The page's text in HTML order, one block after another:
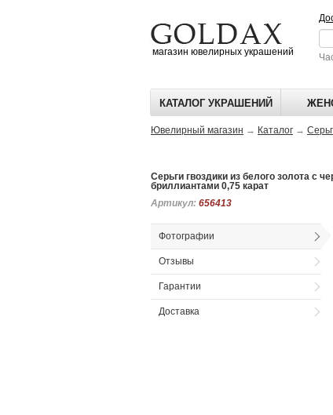
магазин ювелирных украшений
КАТАЛОГ УКРАШЕНИЙ
Ювелирный магазин → Каталог →
Серьги гвоздики из белого золота с
бриллиантами 0,75 карат
Артикул: 656413
Артикул: 656413
Фотографии
Отзывы
Гарантии
Доставка